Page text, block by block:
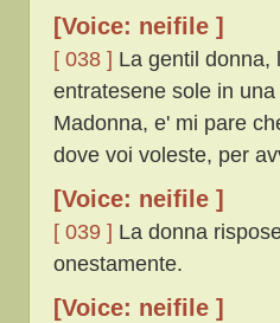
[Voice: neifile ]
[ 038 ] La gentil donna,
entratesene sole in
Madonna, e' mi pare
dove voi voleste, per
[Voice: neifile ]
[ 039 ] La donna
onestamente.
[Voice: neifile ]